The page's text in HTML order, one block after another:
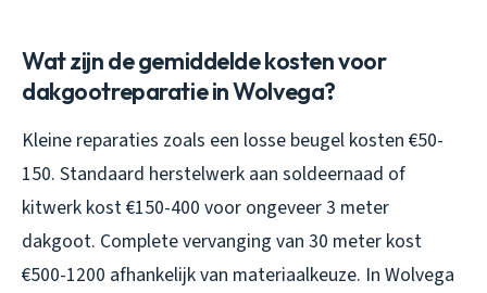
Wat zijn de gemiddelde kosten voor
dakgootreparatie in Wolvega?
Kleine reparaties zoals een losse beugel kosten €50-
150. Standaard herstelwerk aan soldeernaad of
kitwerk kost €150-400 voor ongeveer 3 meter
dakgoot. Complete vervanging van 30 meter kost
€500-1200 afhankelijk van materiaalkeuze. In Wolvega